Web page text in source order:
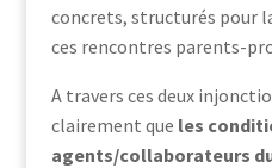
concrets, structurés pour
ces rencontres parents-
A travers ces deux
clairement que les
agents/collaborateurs